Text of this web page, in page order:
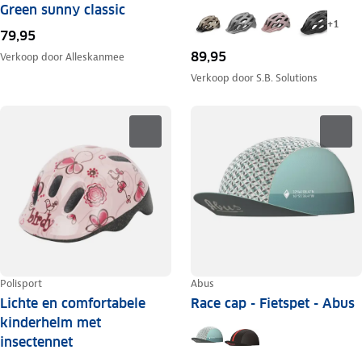
Green sunny classic
79,95
Verkoop doorAlleskanmee
+1
89,95
Verkoop doorS.B. Solutions
Polisport
Lichte en comfortabele
kinderhelm met
insectennet
Abus
Race cap - Fietspet - Abus